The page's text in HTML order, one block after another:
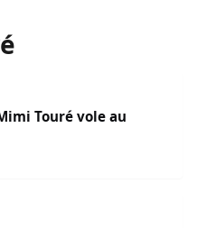
Touré vole au